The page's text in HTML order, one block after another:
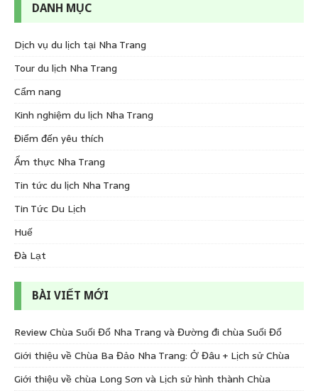
DANH MỤC
Dịch vụ du lịch tại Nha Trang
Tour du lịch Nha Trang
Cẩm nang
Kinh nghiệm du lịch Nha Trang
Điểm đến yêu thích
Ẩm thực Nha Trang
Tin tức du lịch Nha Trang
Tin Tức Du Lịch
Huế
Đà Lạt
BÀI VIẾT MỚI
Review Chùa Suối Đổ Nha Trang và Đường đi chùa Suối Đổ
Giới thiệu về Chùa Ba Đảo Nha Trang: Ở Đâu + Lịch sử Chùa
Giới thiệu về chùa Long Sơn và Lịch sử hình thành Chùa